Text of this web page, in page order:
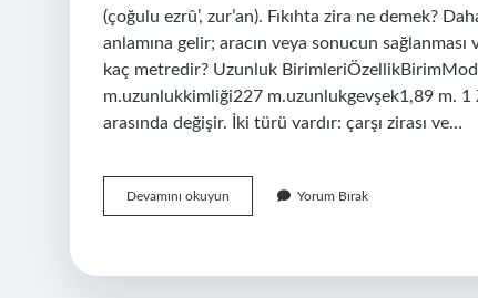
(çoğulu ezrû’, zur’an). Fıkıhta zira ne demek?
anlamına gelir; aracın veya sonucun
kaç metredir? Uzunluk
m.uzunlukkimliği227 m.uzunlukgevşek1,89 m.
arasında değişir. İki türü vardır: çarşı zirası ve…
Devamını okuyun
Kaç
Yorum Bırak